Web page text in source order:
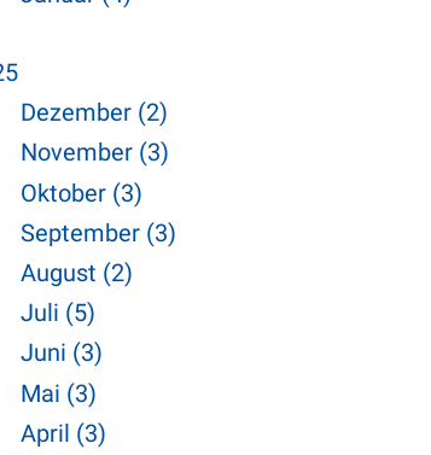
Dezember (2)
November (3)
Oktober (3)
September (3)
August (2)
Juli (5)
Juni (3)
Mai (3)
April (3)